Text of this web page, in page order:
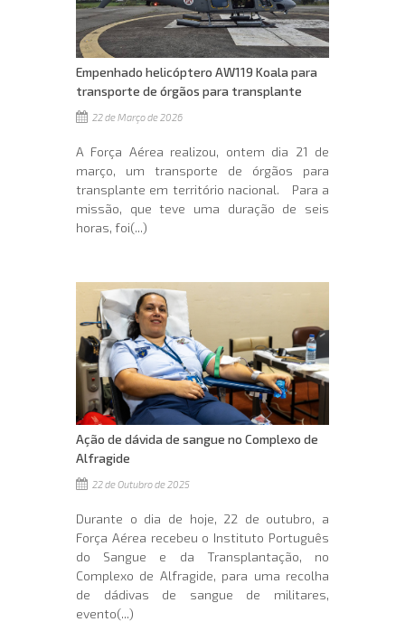
Empenhado helicóptero AW119 Koala para
transporte de órgãos para transplante
22 de Março de 2026
A Força Aérea realizou, ontem dia 21 de
março, um transporte de órgãos para
transplante em território nacional. Para a
missão, que teve uma duração de seis
horas, foi(...)
Ação de dávida de sangue no Complexo de
Alfragide
22 de Outubro de 2025
Durante o dia de hoje, 22 de outubro, a
Força Aérea recebeu o Instituto Português
do Sangue e da Transplantação, no
Complexo de Alfragide, para uma recolha
de dádivas de sangue de militares,
evento(...)